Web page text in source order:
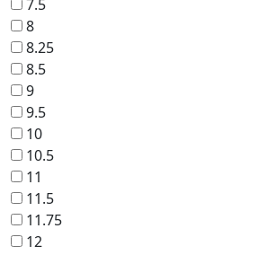
7.5
8
8.25
8.5
9
9.5
10
10.5
11
11.5
11.75
12